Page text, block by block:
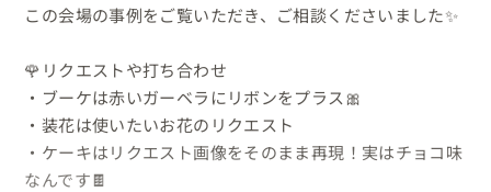
この会場の事例をご覧いただき、ご相談くださいました✨️
🌹リクエストや打ち合わせ
・ブーケは赤いガーベラにリボンをプラス🎀
・装花は使いたいお花のリクエスト
・ケーキはリクエスト画像をそのまま再現！実はチョコ味
なんです​​🍫